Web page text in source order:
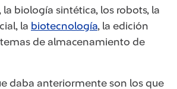
biología sintética, los robots, la
la biotecnología​ , la edición
de almacenamiento de
daba anteriormente son los que